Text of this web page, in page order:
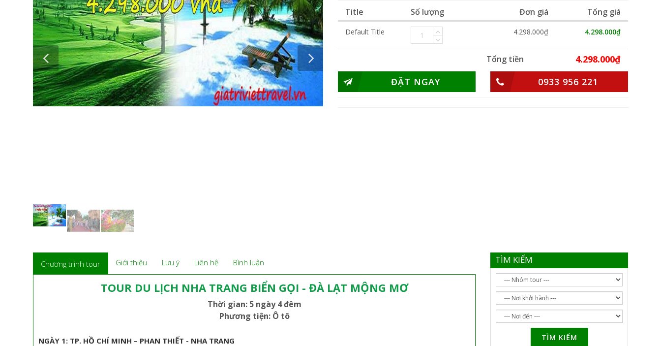
Title Số lượng Đơn giá Tổng giá
Default Title 4.298.000₫ 4.298.000₫
Tổng tiền
4.298.000₫
ĐẶT NGAY
0933 956 221
Chương trình tour Giới thiệu Lưu ý Liên hệ Bình luận
TOUR DU LỊCH NHA TRANG BIỂN GỌI - ĐÀ LẠT MỘNG MƠ
Thời gian: 5 ngày 4 đêm
Phương tiện: Ô tô
NGÀY 1: TP. HỒ CHÍ MINH – PHAN THIẾT - NHA TRANG
TÌM KIẾM
TÌM KIẾM